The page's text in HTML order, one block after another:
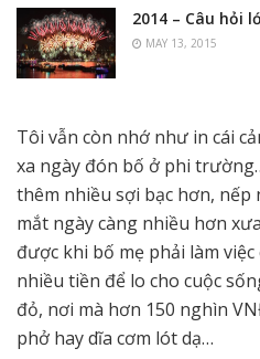
2014 – Câu hỏi
MAY 13, 2015
Tôi vẫn còn nhớ như in cái
xa ngày đón bố ở phi
thêm nhiều sợi bạc hơn,
mắt ngày càng nhiều hơn
được khi bố mẹ phải làm
nhiều tiền để lo cho cuộc
đỏ, nơi mà hơn 150 nghìn
phở hay dĩa cơm lót dạ…